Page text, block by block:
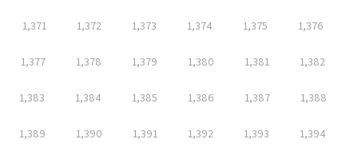
1,371 1,372 1,373 1,374 1,375 1,376
1,377 1,378 1,379 1,380 1,381 1,382
1,383 1,384 1,385 1,386 1,387 1,388
1,389 1,390 1,391 1,392 1,393 1,394